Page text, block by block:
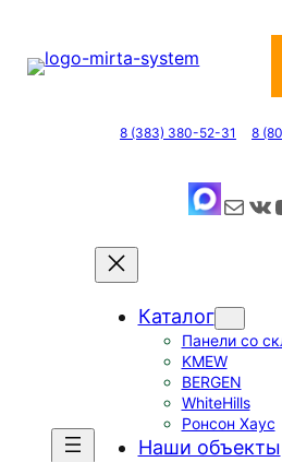
содержимому
8 (383) 380-52-31 8
Почта ВКонтакте
Каталог
Панели со
KMEW
BERGEN
WhiteHills
Ронсон Хаус
Наши объекты